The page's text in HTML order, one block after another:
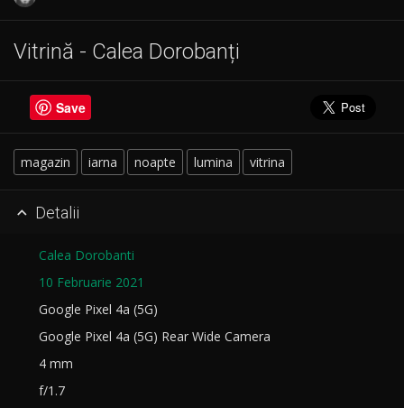
Vitrină - Calea Dorobanți
Save
magazin iarna noapte lumina vitrina
 Detalii
Calea Dorobanti
10 Februarie 2021
Google Pixel 4a (5G)
Google Pixel 4a (5G) Rear Wide Camera
4 mm
f/1.7